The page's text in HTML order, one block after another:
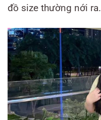
đồ size thường nới ra.